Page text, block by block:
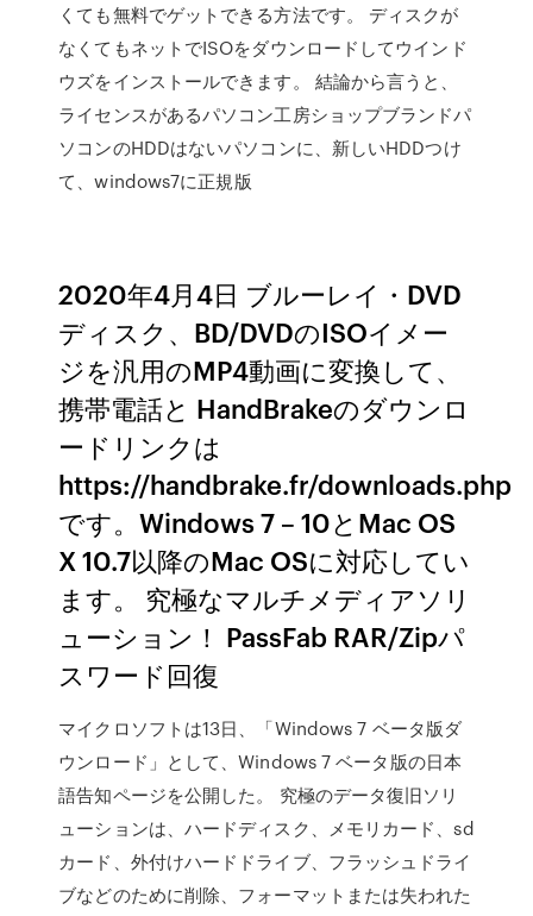
くても無料でゲットできる方法です。 ディスクが
なくてもネットでISOをダウンロードしてウインド
ウズをインストールできます。 結論から言うと、
ライセンスがあるパソコン工房ショップブランドパ
ソコンのHDDはないパソコンに、新しいHDDつけ
て、windows7に正規版
2020年4月4日 ブルーレイ・DVD
ディスク、BD/DVDのISOイメー
ジを汎用のMP4動画に変換して、
携帯電話と HandBrakeのダウンロ
ードリンクは
https://handbrake.fr/downloads.php
です。Windows 7 – 10とMac OS
X 10.7以降のMac OSに対応してい
ます。 究極なマルチメディアソリ
ューション！ PassFab RAR/Zipパ
スワード回復
マイクロソフトは13日、「Windows 7 ベータ版ダ
ウンロード」として、Windows 7 ベータ版の日本
語告知ページを公開した。 究極のデータ復旧ソリ
ューションは、ハードディスク、メモリカード、sd
カード、外付けハードドライブ、フラッシュドライ
ブなどのために削除、フォーマットまたは失われた